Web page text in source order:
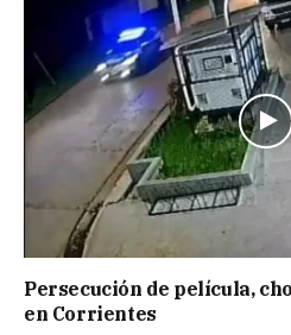
Persecución de película,
en Corrientes